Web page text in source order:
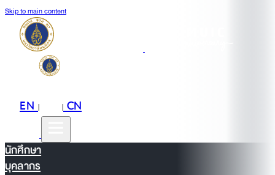
Skip to main content
EN| |CN
นักศึกษา
บุคลากร